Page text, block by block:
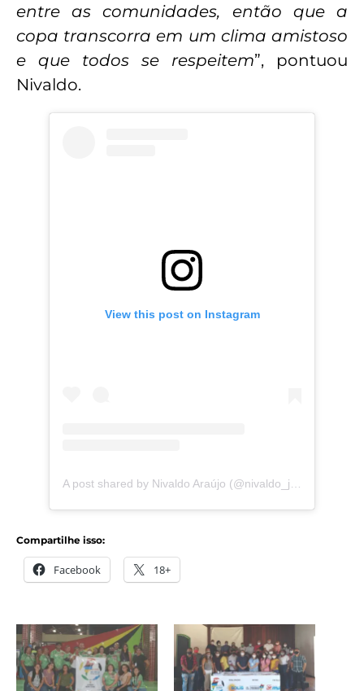
entre as comunidades, então que a
copa transcorra em um clima amistoso
e que todos se respeitem”, pontuou
Nivaldo.
View this post on Instagram
Compartilhe isso:
Facebook 18+